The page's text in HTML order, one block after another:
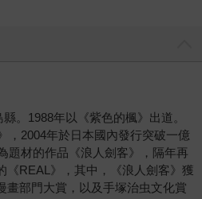
。1988年以《紫色的楓》出道。
，2004年於日本國內發行突破一億
題材的作品《浪人劍客》，隔年再
《REAL》，其中，《浪人劍客》獲
畫部門大賞，以及手塚治虫文化賞